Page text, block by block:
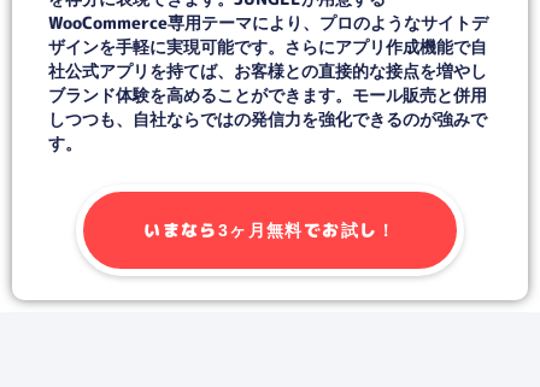
WooCommerce専用テーマにより、プロのようなサイトデ
ザインを手軽に実現可能です。さらにアプリ作成機能で自
社公式アプリを持てば、お客様との直接的な接点を増やし
ブランド体験を高めることができます。モール販売と併用
しつつも、自社ならではの発信力を強化できるのが強みで
す。
いまなら3ヶ月無料でお試し！